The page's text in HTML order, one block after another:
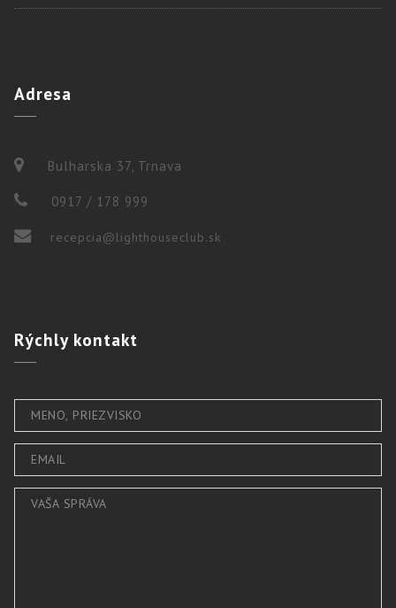
Adresa
Bulharska 37, Trnava
0917 / 178 999
recepcia@lighthouseclub.sk
Rýchlykontakt